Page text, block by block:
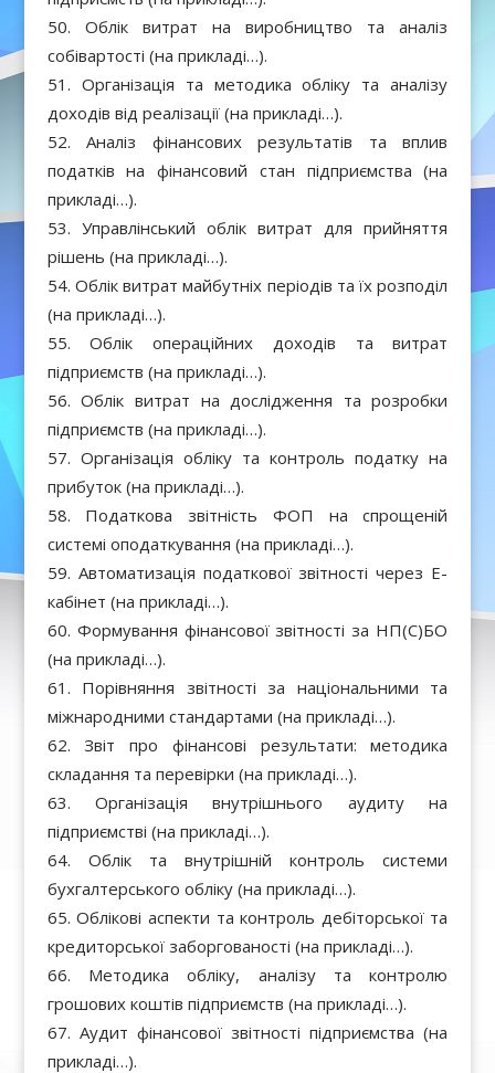
Облік витрат на виробництво та аналіз
собівартості (на прикладі…).
Організація та методика обліку та аналізу
доходів від реалізації (на прикладі…).
Аналіз фінансових результатів та вплив
податків на фінансовий стан підприємства (на
прикладі…).
Управлінський облік витрат для прийняття
рішень (на прикладі…).
Облік витрат майбутніх періодів та їх розподіл
(на прикладі…).
Облік операційних доходів та витрат
підприємств (на прикладі…).
Облік витрат на дослідження та розробки
підприємств (на прикладі…).
Організація обліку та контроль податку на
прибуток (на прикладі…).
Податкова звітність ФОП на спрощеній
системі оподаткування (на прикладі…).
Автоматизація податкової звітності через Е-
кабінет (на прикладі…).
Формування фінансової звітності за НП(С)БО
(на прикладі…).
Порівняння звітності за національними та
міжнародними стандартами (на прикладі…).
Звіт про фінансові результати: методика
складання та перевірки (на прикладі…).
Організація внутрішнього аудиту на
підприємстві (на прикладі…).
Облік та внутрішній контроль системи
бухгалтерського обліку (на прикладі…).
Облікові аспекти та контроль дебіторської та
кредиторської заборгованості (на прикладі…).
Методика обліку, аналізу та контролю
грошових коштів підприємств (на прикладі…).
Аудит фінансової звітності підприємства (на
прикладі…).